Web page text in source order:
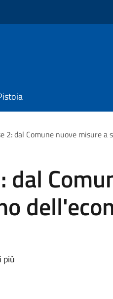
2: dal Comune nuove misure a
più